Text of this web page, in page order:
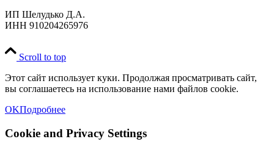
ИП Шелудько Д.А.
ИНН 910204265976
Scroll to top
Этот сайт использует куки. Продолжая просматривать сайт,
вы соглашаетесь на использование нами файлов cookie.
OKПодробнее
Cookie and Privacy Settings